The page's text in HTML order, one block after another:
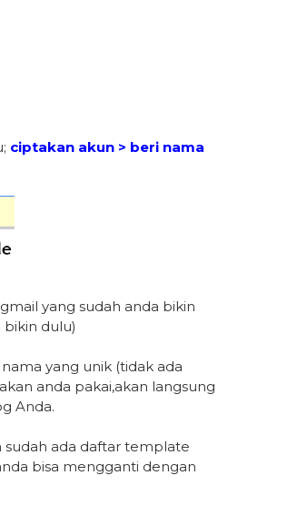
ciptakan akun > beri nama
yang sudah anda bikin
dulu)
yang unik (tidak ada
anda pakai,akan langsung
Anda.
ada daftar template
bisa mengganti dengan